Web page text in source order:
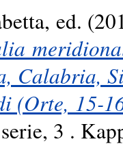
, ed.
Calabria,
(Orte, 15-
3 .